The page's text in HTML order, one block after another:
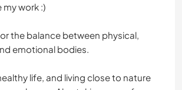
my work :)
the balance between physical,
emotional bodies.
life, and living close to nature